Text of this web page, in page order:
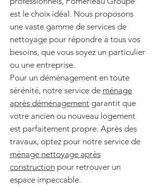
est le choix idéal. Nous proposons
une vaste gamme de services de
nettoyage pour répondre à tous vos
besoins, que vous soyez un particulier
ou une entreprise.
Pour un déménagement en toute
sérénité, notre service de ménage
après déménagement garantit que
votre ancien ou nouveau logement
est parfaitement propre. Après des
travaux, optez pour notre service de
ménage nettoyage après
construction pour retrouver un
espace impeccable.